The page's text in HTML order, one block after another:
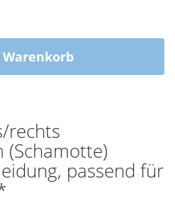
rechts
passend für